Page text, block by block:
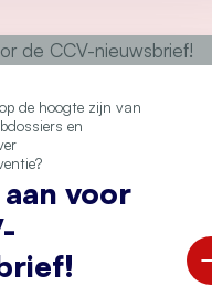
de hoogte zijn van
en
voor